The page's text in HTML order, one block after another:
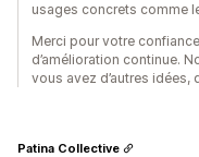
usages concrets comme
Merci pour votre
d’amélioration continue.
vous avez d’autres
Patina Collective